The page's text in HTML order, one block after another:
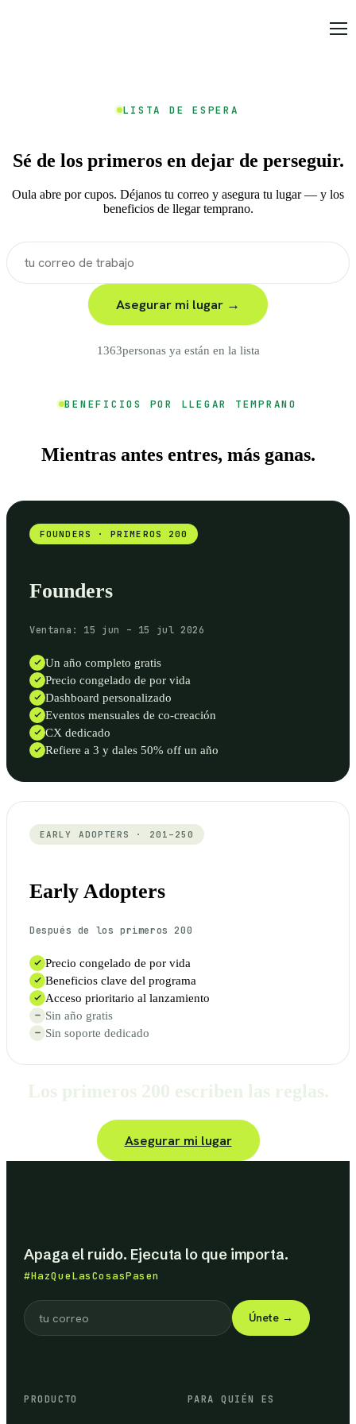
LISTA DE ESPERA
Sé de los primeros en dejar de perseguir.
Oula abre por cupos. Déjanos tu correo y asegura tu lugar — y los
beneficios de llegar temprano.
Asegurar mi lugar →
1363personas ya están en la lista
BENEFICIOS POR LLEGAR TEMPRANO
Mientras antes entres, más ganas.
FOUNDERS · PRIMEROS 200
Founders
Ventana: 15 jun – 15 jul 2026
Un año completo gratis
Precio congelado de por vida
Dashboard personalizado
Eventos mensuales de co-creación
CX dedicado
Refiere a 3 y dales 50% off un año
EARLY ADOPTERS · 201–250
Early Adopters
Después de los primeros 200
Precio congelado de por vida
Beneficios clave del programa
Acceso prioritario al lanzamiento
Sin año gratis
Sin soporte dedicado
Los primeros 200 escriben las reglas.
Asegurar mi lugar
Apaga el ruido. Ejecuta lo que importa.
#HazQueLasCosasPasen
Únete →
PRODUCTO PARA QUIÉN ES